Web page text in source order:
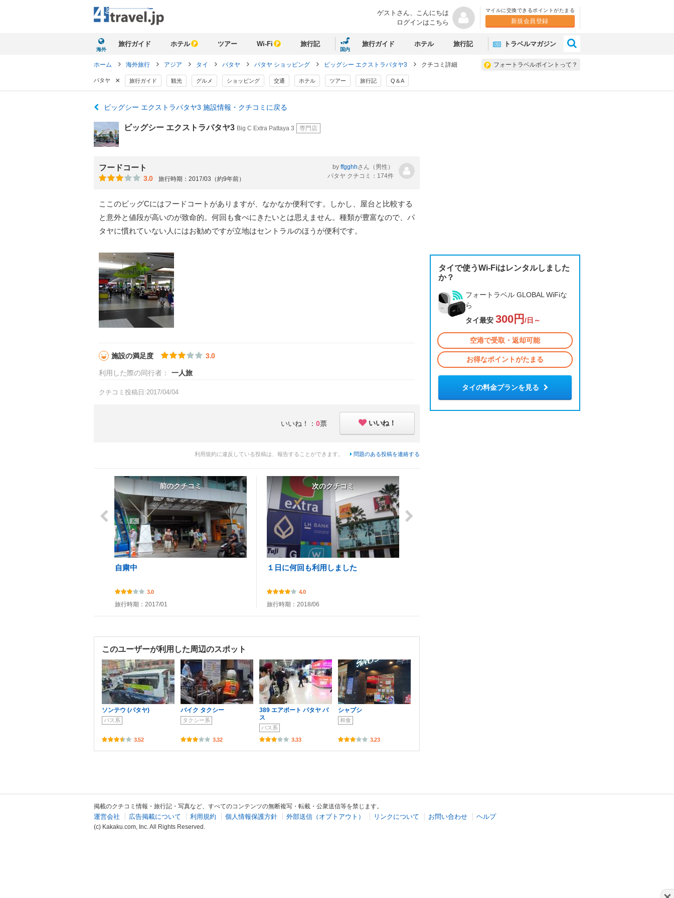
ゲストさん、 こんにちは
ログインはこちら
マイルに交換できるポイントがたまる
新規会員登録
海外
旅行ガイド ホテル ツアー Wi-Fi 旅行記
国内
旅行ガイド ホテル 旅行記 トラベルマガジン
フォートラベルポイントって？
ホーム 海外旅行 アジア タイ パタヤ パタヤ ショッピング ビッグシー エクストラパタヤ3 クチコミ詳細
パタヤ × 旅行ガイド 観光 グルメ ショッピング 交通 ホテル ツアー 旅行記 Q＆A
ビッグシー エクストラパタヤ3 施設情報・クチコミに戻る
ビッグシー エクストラパタヤ3 Big C Extra Pattaya 3 専門店
フードコート
3.0 旅行時期：2017/03（約9年前）
by ffgghhさん （男性）
パタヤ クチコミ：174件
ここのビッグCにはフードコートがありますが、なかなか便利です。しかし、屋台と比較する
と意外と値段が高いのが致命的。何回も食べにきたいとは思えません。種類が豊富なので、パ
タヤに慣れていない人にはお勧めですが立地はセントラルのほうが便利です。
施設の満足度 3.0
利用した際の同行者： 一人旅
クチコミ投稿日:2017/04/04
いいね！： 0票 いいね！
利用規約に違反している投稿は、報告することができます。 問題のある投稿を連絡する
前のクチコミ
自粛中
3.0
旅行時期：2017/01
次のクチコミ
１日に何回も利用しました
4.0
旅行時期：2018/06
このユーザーが利用した周辺のスポット
ソンテウ (パタヤ)
バス系
3.52
バイク タクシー
タクシー系
3.32
389 エアポート パタヤ バ
ス
バス系
3.33
シャブシ
和食
3.23
タイで使うWi-Fiはレンタルしました
か？
フォートラベル GLOBAL WiFiな
ら
タイ最安 300円 /日～
空港で受取・返却可能
お得なポイントがたまる
タイの料金プランを見る
掲載のクチコミ情報・旅行記・写真など、すべてのコンテンツの無断複写・転載・公衆送信等を禁じます。
運営会社 広告掲載について 利用規約 個人情報保護方針 外部送信（オプトアウト） リンクについて お問い合わせ ヘルプ
(c) Kakaku.com, Inc. All Rights Reserved.